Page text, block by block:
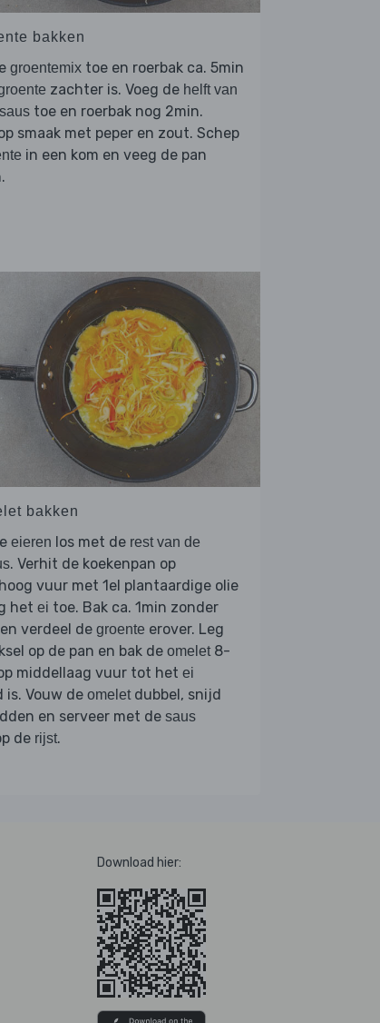
bakken
groentemix toe en roerbak ca. 5min
zachter is. Voeg de helft van
toe en roerbak nog 2min.
smaak met peper en zout. Schep
in een kom en veeg de pan
bakken
eieren los met de rest van de
. Verhit de koekenpan op
vuur met 1el plantaardige olie
het ei toe. Bak ca. 1min zonder
verdeel de groente erover. Leg
op de pan en bak de omelet 8-
middellaag vuur tot het ei
is. Vouw de omelet dubbel, snijd
en serveer met de saus
de rijst.
Download hier: